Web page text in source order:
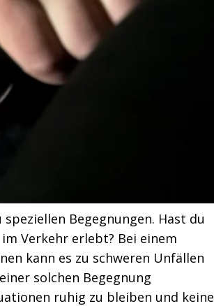
Begegnungen. Hast du
Verkehr erlebt? Bei einem
kann es zu schweren Unfällen
solchen Begegnung
ruhig zu bleiben und keine